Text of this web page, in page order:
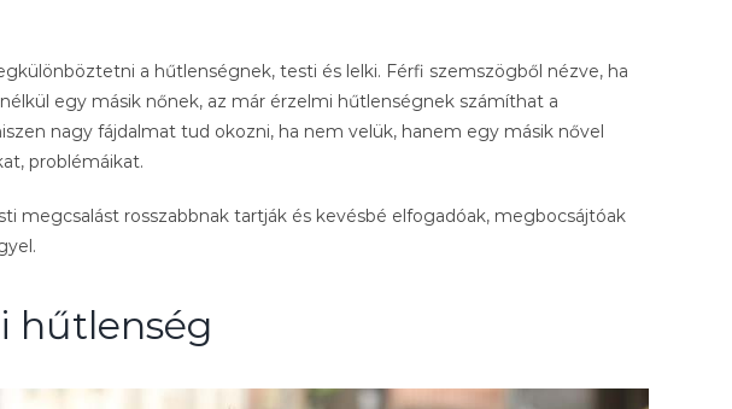
a hűtlenségnek, testi és lelki. Férfi szemszögből nézve, ha
egy másik nőnek, az már érzelmi hűtlenségnek számíthat a
nagy fájdalmat tud okozni, ha nem velük, hanem egy másik nővel
problémáikat.
megcsalást rosszabbnak tartják és kevésbé elfogadóak, megbocsájtóak
hűtlenség